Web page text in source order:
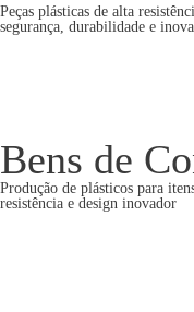
Peças plásticas de alta
segurança, durabilidade e
Bens de
Produção de plásticos para
resistência e design inovador